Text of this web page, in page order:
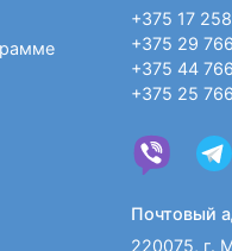
+375 17
+375 29
+375 44
+375 25
Почтовый
220075, г.